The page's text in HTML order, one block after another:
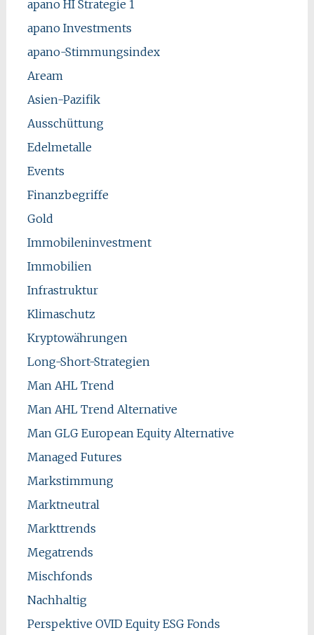
apano HI Strategie 1
apano Investments
apano-Stimmungsindex
Aream
Asien-Pazifik
Ausschüttung
Edelmetalle
Events
Finanzbegriffe
Gold
Immobileninvestment
Immobilien
Infrastruktur
Klimaschutz
Kryptowährungen
Long-Short-Strategien
Man AHL Trend
Man AHL Trend Alternative
Man GLG European Equity Alternative
Managed Futures
Markstimmung
Marktneutral
Markttrends
Megatrends
Mischfonds
Nachhaltig
Perspektive OVID Equity ESG Fonds